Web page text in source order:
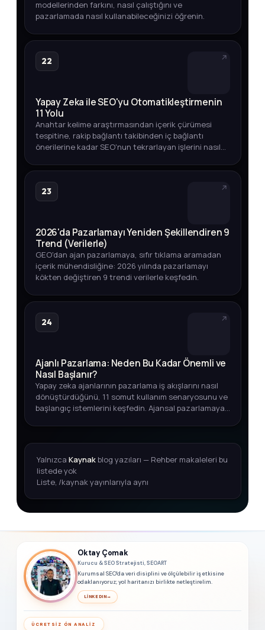
modellerinden farkını, nasıl çalıştığını ve
pazarlamada nasıl kullanabileceğinizi öğrenin.
22
Yapay Zeka ile SEO'yu Otomatikleştirmenin
11 Yolu
Anahtar kelime araştırmasından içerik çürümesi
tespitine, rakip bağlantı takibinden iç bağlantı
önerilerine kadar SEO'nun tekrarlayan işlerini nasıl
23
2026'da Pazarlamayı Yeniden Şekillendiren 9
Trend (Verilerle)
GEO'dan ajan pazarlamaya, sıfır tıklama aramadan
içerik mühendisliğine: 2026 yılında pazarlamayı
kökten değiştiren 9 trendi verilerle keşfedin.
24
Ajanlı Pazarlama: Neden Bu Kadar Önemli ve
Nasıl Başlanır?
Yapay zeka ajanlarının pazarlama iş akışlarını nasıl
dönüştürdüğünü, 11 somut kullanım senaryosunu ve
başlangıç istemlerini keşfedin. Ajansal pazarlamaya
Yalnızca Kaynakblog yazıları — Rehber makaleleri bu
listede yok
Liste, /kaynak yayınlarıyla aynı
Oktay Çomak
Kurucu & SEO Stratejisti, SEOART
Kurumsal SEO'da veri disiplini ve ölçülebilir iş etkisine
odaklanıyoruz; yol haritanızı birlikte netleştirelim.
LINKEDIN→
ÜCRETSIZ ÖN ANALIZ